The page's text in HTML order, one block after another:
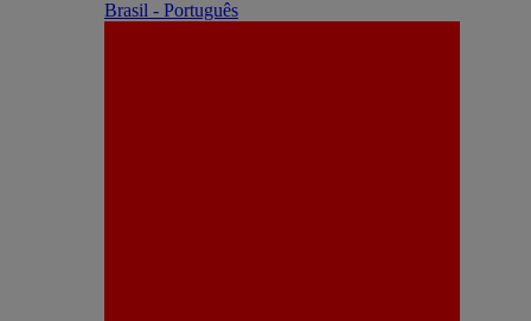
Brasil - Português